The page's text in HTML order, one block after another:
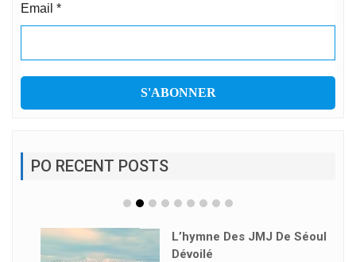
Email *
PO RECENT POSTS
L’hymne Des JMJ De Séoul
Dévoilé